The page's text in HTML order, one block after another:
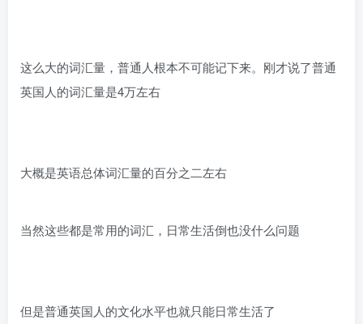
这么大的词汇量，普通人根本不可能记下来。刚才说了普通
英国人的词汇量是4万左右
大概是英语总体词汇量的百分之二左右
当然这些都是常用的词汇，日常生活倒也没什么问题
但是普通英国人的文化水平也就只能日常生活了